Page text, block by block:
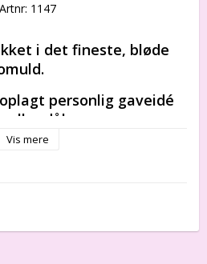
Artnr: 1147
i det fineste, bløde
personlig gaveidé
eller
dåbsgave.
Vis mere